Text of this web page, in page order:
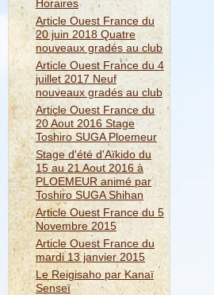
Horaires
Article Ouest France du
20 juin 2018 Quatre
nouveaux gradés au club
Article Ouest France du 4
juillet 2017 Neuf
nouveaux gradés au club
Article Ouest France du
20 Aout 2016 Stage
Toshiro SUGA Ploemeur
Stage d'été d'Aïkido du
15 au 21 Aout 2016 à
PLOEMEUR animé par
Toshiro SUGA Shihan
Article Ouest France du 5
Novembre 2015
Article Ouest France du
mardi 13 janvier 2015
Le Reigisaho par Kanaï
Senseï